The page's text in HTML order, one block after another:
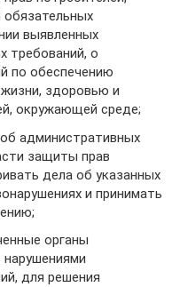
выявленных
требований, о
по обеспечению
здоровью и
окружающей среде;
административных
защиты прав
дела об указанных
и принимать
органы
для решения